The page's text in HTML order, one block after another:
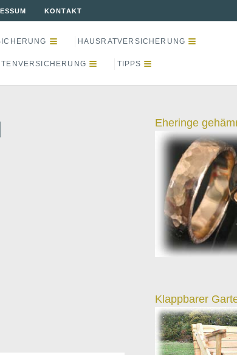
KONTAKT
HAUSRATVERSICHERUNG
TIPPS
Eheringe
Klappbarer